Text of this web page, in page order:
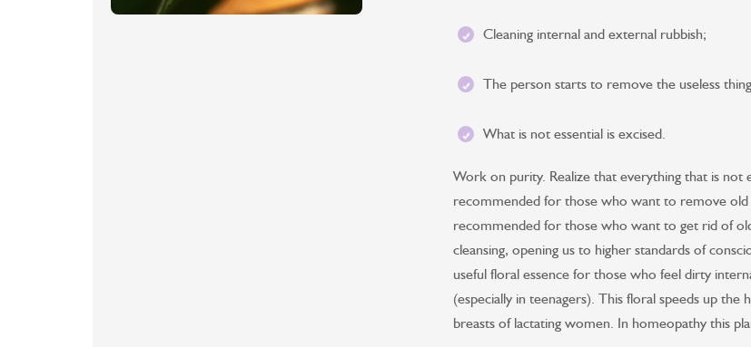
Cleaning internal and external rubbish;
The person starts to remove the useless
What is not essential is excised.
Work on purity. Realize that everything that is not
recommended for those who want to remove old
recommended for those who want to get rid of
cleansing, opening us to higher standards of
useful floral essence for those who feel dirty
(especially in teenagers). This floral speeds up
breasts of lactating women. In homeopathy this